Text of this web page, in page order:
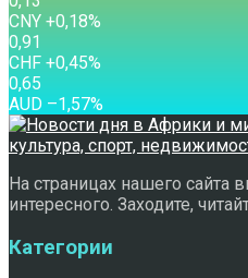
CNY +0,18%
0,91
CHF +0,45%
0,65
AUD –1,57%
На страницах нашего сайта
интересного. Заходите,
Категории